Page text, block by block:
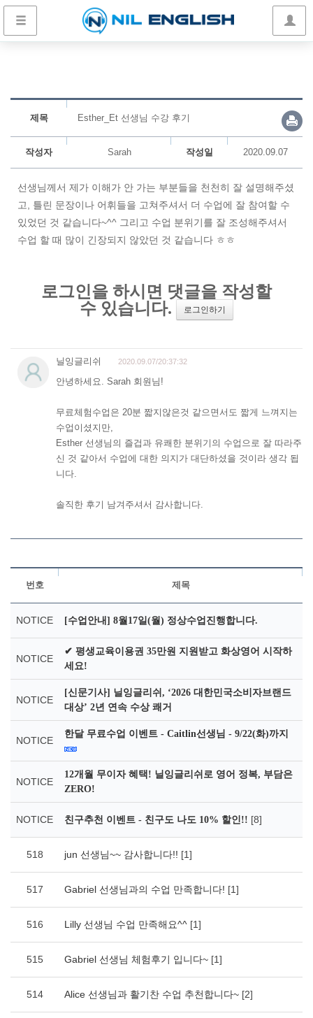
제목 Esther_Et 선생님 수강 후기
작성자 Sarah 작성일 2020.09.07
선생님께서 제가 이해가 안 가는 부분들을 천천히 잘 설명해주셨
고, 틀린 문장이나 어휘들을 고쳐주셔서 더 수업에 잘 참여할 수
있었던 것 같습니다~^^ 그리고 수업 분위기를 잘 조성해주셔서
수업 할 때 많이 긴장되지 않았던 것 같습니다 ㅎㅎ